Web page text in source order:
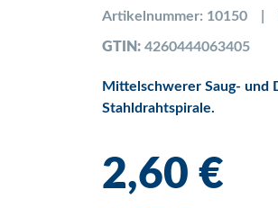
Artikelnummer: 10150
GTIN: 4260444063405
Mittelschwerer Saug- und
Stahldrahtspirale.
2,60 €